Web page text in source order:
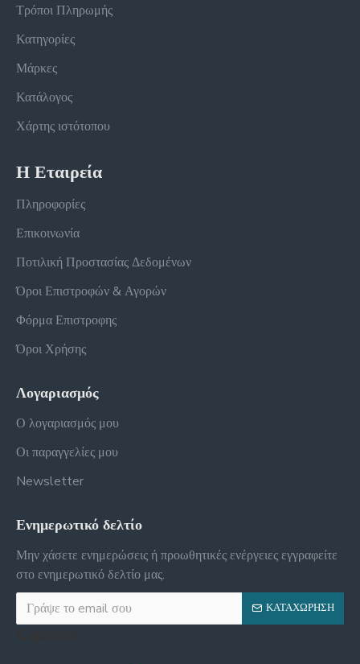
Τρόποι Πληρωμής
Κατηγορίες
Μάρκες
Κατάλογος
Χάρτης ιστότοπου
Η Εταιρεία
Πληροφορίες
Επικοινωνία
Ποτιλική Προστασίας Δεδομένων
Όροι Επιστροφών & Αγορών
Φόρμα Επιστροφης
Όροι Χρήσης
Λογαριασμός
Ο λογαριασμός μου
Οι παραγγελίες μου
Newsletter
Ενημερωτικό δελτίο
Μην χάσετε ενημερώσεις ή προωθητικές ενέργειες εγγραφείτε
στο ενημερωτικό δελτίο μας.
ΚΑΤΑΧΏΡΗΣΗ